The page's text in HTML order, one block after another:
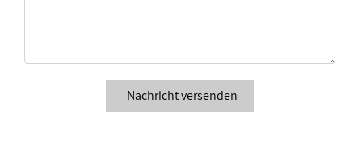
Nachricht versenden